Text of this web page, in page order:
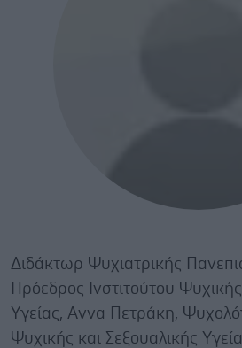
Διδάκτωρ Ψυχιατρικής
Πρόεδρος Ινστιτούτου
Υγείας, Αννα Πετράκη,
Ψυχικής και Σεξουαλικής